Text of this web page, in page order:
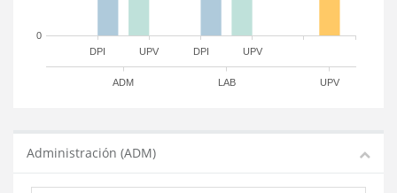
DPI DPI
UPV UPV
ADM LAB UPV
0
Administración (ADM)